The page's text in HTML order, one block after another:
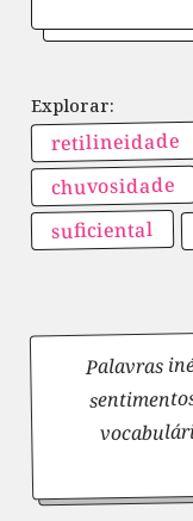
retilineidade
chuvosidade
suficiental
Palavras